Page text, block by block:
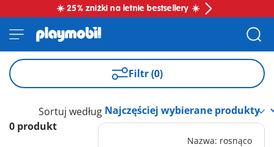
☀️ 25% zniżki na letnie bestsellery ☀️
Filtr (0)
0 produkt
Sortuj według
Nazwa: rosnąco